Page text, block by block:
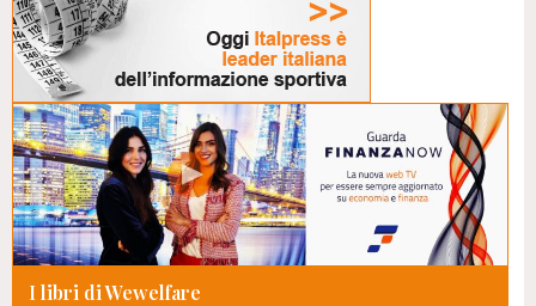
I libri di Wewelfare